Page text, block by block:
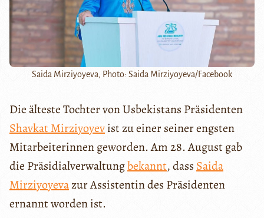
Saida Mirziyoyeva, Photo: Saida Mirziyoyeva/Facebook
Die älteste Tochter von Usbekistans Präsidenten
Shavkat Mirziyoyevist zu einer seiner engsten
Mitarbeiterinnen geworden. Am 28. August gab
die Präsidialverwaltungbekannt, dass Saida
Mirziyoyevazur Assistentin des Präsidenten
ernannt worden ist.